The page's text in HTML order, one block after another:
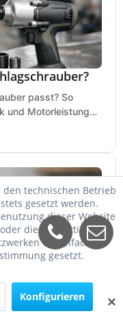
passt? So
und Motorleistung
✕
den technischen Betrieb
gesetzt werden.
dieser Website
die Interaktion mit
vereinfachen
gesetzt.
Konfigurieren